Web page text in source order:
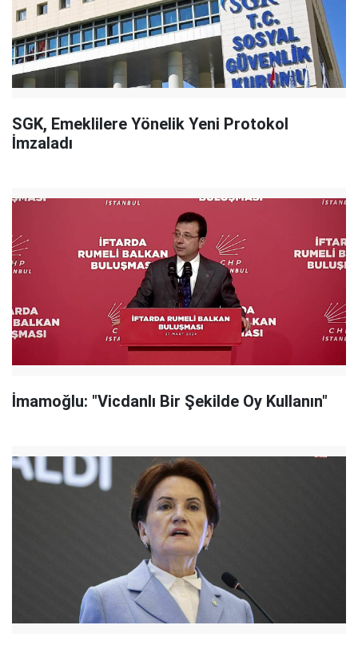
SGK, Emeklilere Yönelik Yeni Protokol
İmzaladı
İmamoğlu: "Vicdanlı Bir Şekilde Oy Kullanın"